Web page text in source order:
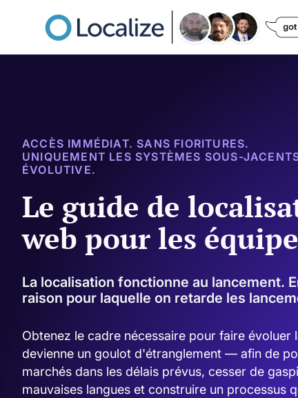
ACCÈS IMMÉDIAT. SANS FIORITURES.
UNIQUEMENT LES SYSTÈMES SOUS-
ÉVOLUTIVE.
Le guide de
web pour les
La localisation fonctionne au lancement.
raison pour laquelle on retarde les
Obtenez le cadre nécessaire pour faire évoluer
devienne un goulot d'étranglement — afin de
marchés dans les délais prévus, cesser de
mauvaises langues et construire un processus